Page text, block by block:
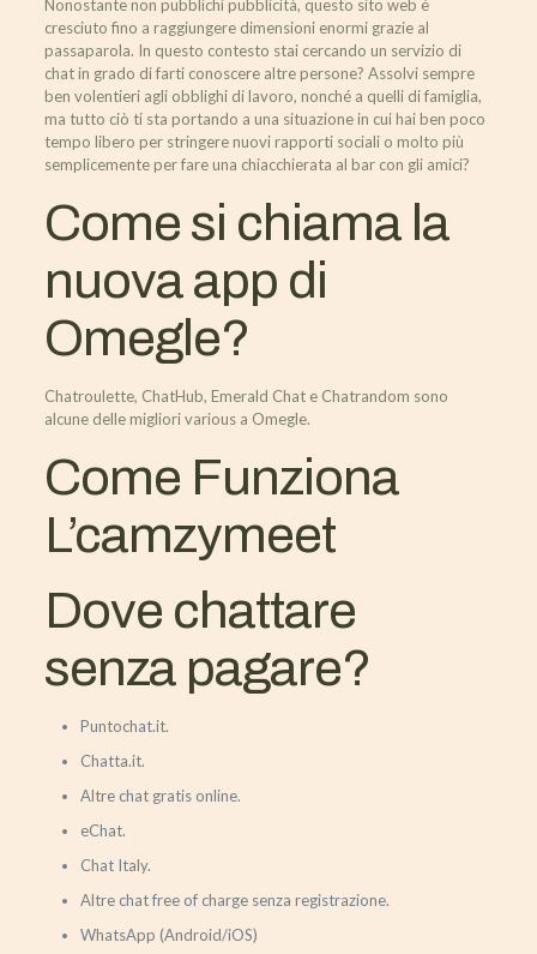
Nonostante non pubblichi pubblicità, questo sito web è
cresciuto fino a raggiungere dimensioni enormi grazie al
passaparola. In questo contesto stai cercando un servizio di
chat in grado di farti conoscere altre persone? Assolvi sempre
ben volentieri agli obblighi di lavoro, nonché a quelli di famiglia,
ma tutto ciò ti sta portando a una situazione in cui hai ben poco
tempo libero per stringere nuovi rapporti sociali o molto più
semplicemente per fare una chiacchierata al bar con gli amici?
Come si chiama la
nuova app di
Omegle?
Chatroulette, ChatHub, Emerald Chat e Chatrandom sono
alcune delle migliori various a Omegle.
Come Funziona
L’camzymeet
Dove chattare
senza pagare?
Puntochat.it.
Chatta.it.
Altre chat gratis online.
eChat.
Chat Italy.
Altre chat free of charge senza registrazione.
WhatsApp (Android/iOS)